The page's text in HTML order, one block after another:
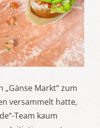
Markt“ zum
versammelt hatte,
Team kaum